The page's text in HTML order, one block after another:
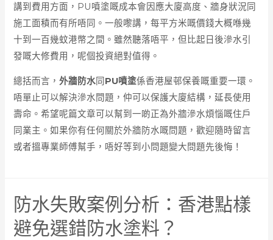
講到費用方面，PU噴塗嘅成本會因應大廈高度、牆身狀況同
施工面積而有所唔同。一般嚟講，每平方米嘅價錢大概喺幾
十到一百幾蚊港幣之間。雖然聽落唔平，但比起日後滲水引
發嘅大修費用，呢個投資絕對值得。
總括而言，外牆防水同 PU噴塗係香港屋邨保養嘅重要一環。
唔單止可以解決滲水問題，仲可以保護大廈結構，延長使用
壽命。希望呢篇文章可以幫到一啲正為外牆滲水煩惱嘅住戶
同業主。如果你有任何關於外牆防水嘅問題，歡迎隨時留言
或者搵專業師傅幫手，唔好等到小問題變大問題先後悔！
防水失敗案例分析：香港點樣
避免選錯防水塗料？